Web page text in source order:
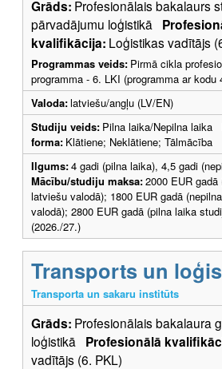
Grāds: Profesionālais bakalaurs
pārvadājumu loģistikā
kvalifikācija: Loģistikas vadītājs
Programmas veids: Pirmā cikla
programma - 6. LKI (programma ar kodu
Valoda:latviešu/angļu (LV/EN)
Studiju veids: Pilna laika/Nepilna laika
forma: Klātiene; Neklātiene; Tālmācība
Ilgums:4 gadi (pilna laika), 4,5 gadi
Mācību/studiju maksa:2000 EUR
latviešu valodā); 1800 EUR gadā
valodā); 2800 EUR gadā (pilna laika
(2026./27.)
Transports un
Transporta un sakaru institūts
Grāds: Profesionālais bakalaura
loģistikā Profesionālā
vadītājs (6. PKL)